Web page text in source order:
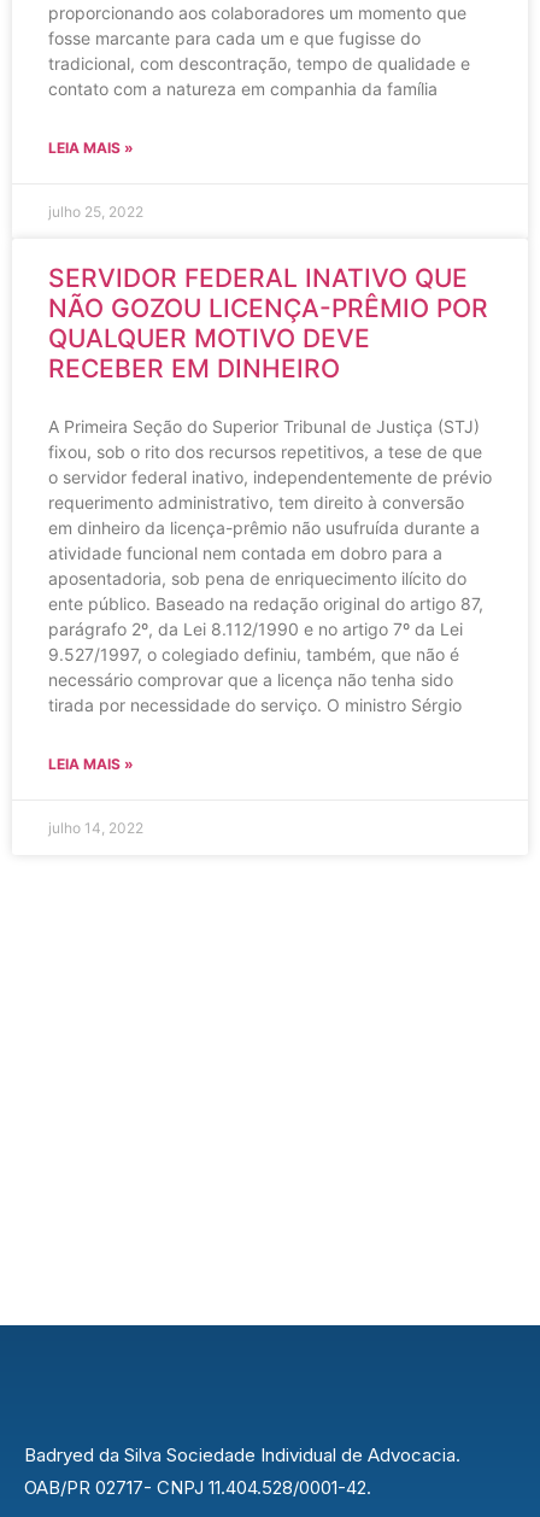
proporcionando aos colaboradores um momento que
fosse marcante para cada um e que fugisse do
tradicional, com descontração, tempo de qualidade e
contato com a natureza em companhia da família
LEIA MAIS »
julho 25, 2022
SERVIDOR FEDERAL INATIVO QUE
NÃO GOZOU LICENÇA-PRÊMIO POR
QUALQUER MOTIVO DEVE
RECEBER EM DINHEIRO
A Primeira Seção do Superior Tribunal de Justiça (STJ)
fixou, sob o rito dos recursos repetitivos, a tese de que
o servidor federal inativo, independentemente de prévio
requerimento administrativo, tem direito à conversão
em dinheiro da licença-prêmio não usufruída durante a
atividade funcional nem contada em dobro para a
aposentadoria, sob pena de enriquecimento ilícito do
ente público. Baseado na redação original do artigo 87,
parágrafo 2º, da Lei 8.112/1990 e no artigo 7º da Lei
9.527/1997, o colegiado definiu, também, que não é
necessário comprovar que a licença não tenha sido
tirada por necessidade do serviço. O ministro Sérgio
LEIA MAIS »
julho 14, 2022
Badryed da Silva Sociedade Individual de Advocacia.
OAB/PR 02717- CNPJ 11.404.528/0001-42.